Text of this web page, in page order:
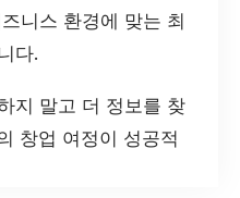
니스 환경에 맞는 최
다.
지 말고 더 정보를 찾
창업 여정이 성공적